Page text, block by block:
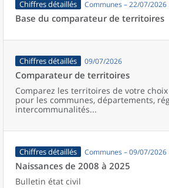
Chiffres détaillés Communes – 22/07/2026
Base du comparateur de territoires
Chiffres détaillés 09/07/2026
Comparateur de territoires
Comparez les territoires de votre
pour les communes, départements,
intercommunalités...
Chiffres détaillés Communes – 09/07/2026
Naissances de 2008 à 2025
Bulletin état civil